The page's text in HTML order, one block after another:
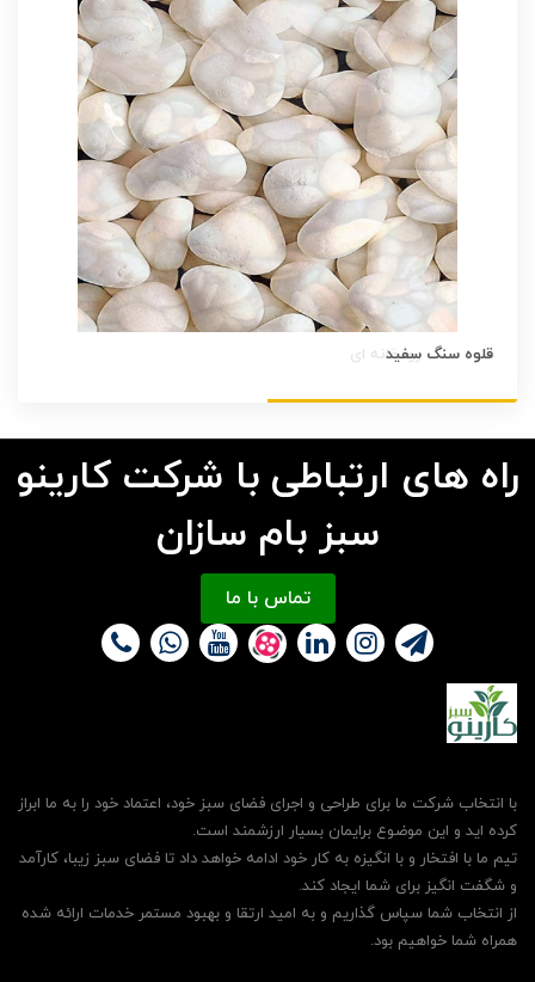
قلوه سنگ سفید
راه های ارتباطی با شرکت کارینو
سبز بام سازان
تماس با ما
با انتخاب شرکت ما برای طراحی و اجرای فضای سبز خود، اعتماد خود را به ما ابراز
کرده اید و این موضوع برایمان بسیار ارزشمند است.
تیم ما با افتخار و با انگیزه به کار خود ادامه خواهد داد تا فضای سبز زیبا، کارآمد
و شگفت انگیز برای شما ایجاد کند.
از انتخاب شما سپاس گذاریم و به امید ارتقا و بهبود مستمر خدمات ارائه شده
همراه شما خواهیم بود.